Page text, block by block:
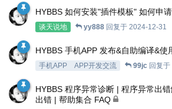
HYBBS 如何安装"插件模板" 如何申
谈天说地 yy888 回复于 2024-12-31
HYBBS 手机APP 发布&自助编译&使
手机APP APP开发交流 99jc 回复于
HYBBS 程序异常诊断 | 程序异常出
出错 | 帮助集合 FAQ